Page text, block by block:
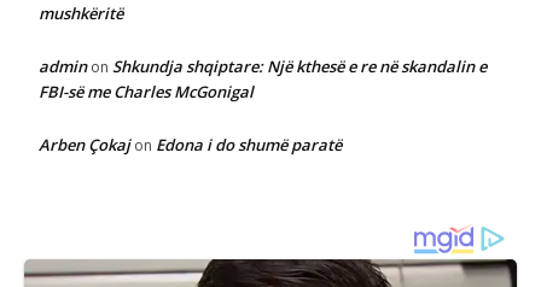
mushkëritë
adminon Shkundja shqiptare: Një kthesë e re në skandalin e
FBI-së me Charles McGonigal
Arben Çokajon Edona i do shumë paratë